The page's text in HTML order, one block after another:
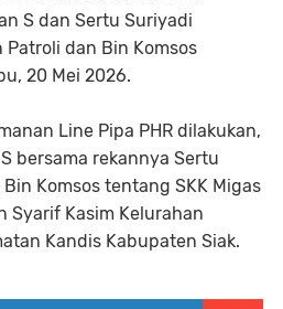
S dan Sertu Suriyadi
dan Bin Komsos
20 Mei 2026.
Line Pipa PHR dilakukan,
bersama rekannya Sertu
Komsos tentang SKK Migas
Syarif Kasim Kelurahan
Kandis Kabupaten Siak.